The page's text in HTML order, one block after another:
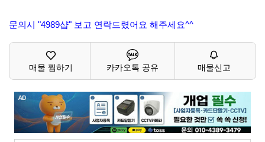
문의시 "4989샵" 보고 연락드렸어요 해주세요^^
매물 찜하기 카카오톡 공유 매물신고